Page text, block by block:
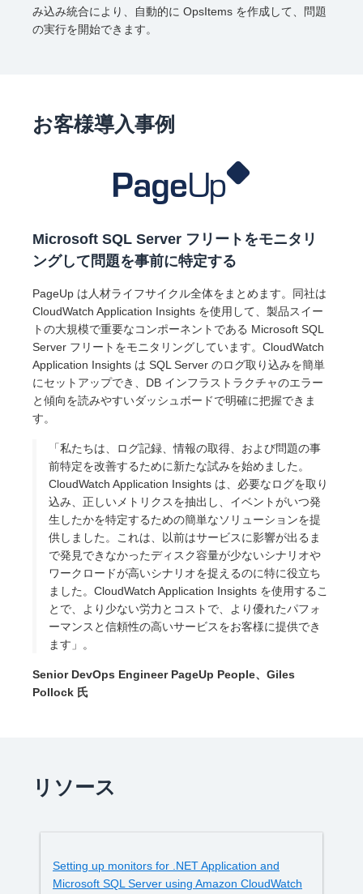
み込み統合により、自動的に OpsItems を作成して、問題
の実行を開始できます。
お客様導入事例
Microsoft SQL Server フリートをモニタリ
ングして問題を事前に特定する
PageUp は人材ライフサイクル全体をまとめます。同社は
CloudWatch Application Insights を使用して、製品スイー
トの大規模で重要なコンポーネントである Microsoft SQL
Server フリートをモニタリングしています。CloudWatch
Application Insights は SQL Server のログ取り込みを簡単
にセットアップでき、DB インフラストラクチャのエラー
と傾向を読みやすいダッシュボードで明確に把握できま
す。
「私たちは、ログ記録、情報の取得、および問題の事
前特定を改善するために新たな試みを始めました。
CloudWatch Application Insights は、必要なログを取り
込み、正しいメトリクスを抽出し、イベントがいつ発
生したかを特定するための簡単なソリューションを提
供しました。これは、以前はサービスに影響が出るま
で発見できなかったディスク容量が少ないシナリオや
ワークロードが高いシナリオを捉えるのに特に役立ち
ました。CloudWatch Application Insights を使用するこ
とで、より少ない労力とコストで、より優れたパフォ
ーマンスと信頼性の高いサービスをお客様に提供でき
ます」。
Senior DevOps Engineer PageUp People、Giles
Pollock 氏
リソース
Setting up monitors for .NET Application and
Microsoft SQL Server using Amazon CloudWatch